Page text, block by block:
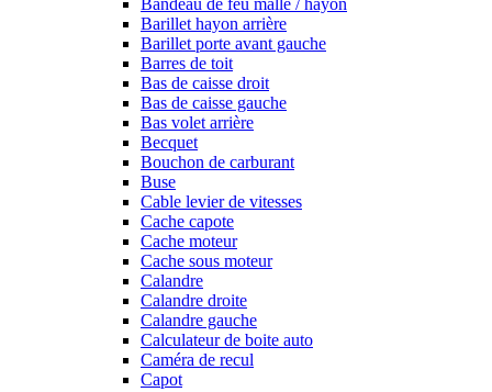
Bandeau de feu malle / hayon
Barillet hayon arrière
Barillet porte avant gauche
Barres de toit
Bas de caisse droit
Bas de caisse gauche
Bas volet arrière
Becquet
Bouchon de carburant
Buse
Cable levier de vitesses
Cache capote
Cache moteur
Cache sous moteur
Calandre
Calandre droite
Calandre gauche
Calculateur de boite auto
Caméra de recul
Capot